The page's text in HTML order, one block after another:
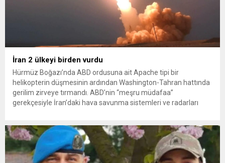
İran 2 ülkeyi birden vurdu
Hürmüz Boğazı’nda ABD ordusuna ait Apache tipi bir
helikopterin düşmesinin ardından Washington-Tahran hattında
gerilim zirveye tırmandı. ABD’nin “meşru müdafaa”
gerekçesiyle İran’daki hava savunma sistemleri ve radarları
yeni bir ABD saldırısına anında yanıt verileceğini duyurdu....